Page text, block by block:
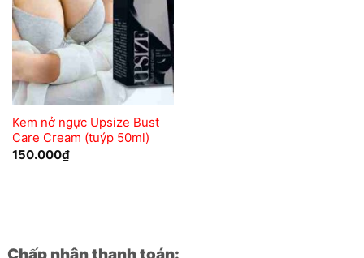
Kem nở ngực Upsize Bust
Care Cream (tuýp 50ml)
150.000₫